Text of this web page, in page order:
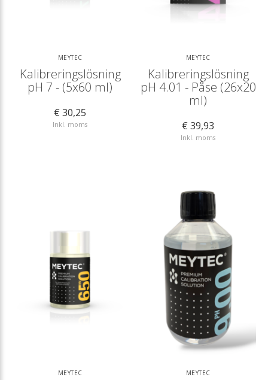
MEYTEC
Kalibreringslösning
pH 7 - (5x60 ml)
€ 30,25
Inkl. moms
MEYTEC
Kalibreringslösning
pH 4.01 - Påse (26x20
ml)
€ 39,93
Inkl. moms
MEYTEC MEYTEC